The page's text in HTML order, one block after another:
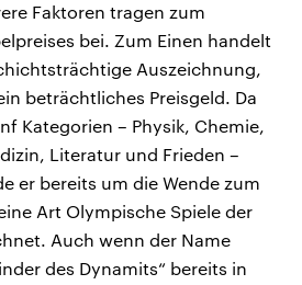
Faktoren tragen zum
bei. Zum Einen handelt
Auszeichnung,
beträchtliches Preisgeld. Da
Kategorien – Physik, Chemie,
Literatur und Frieden –
er bereits um die Wende zum
Art Olympische Spiele der
Auch wenn der Name
des Dynamits“ bereits in